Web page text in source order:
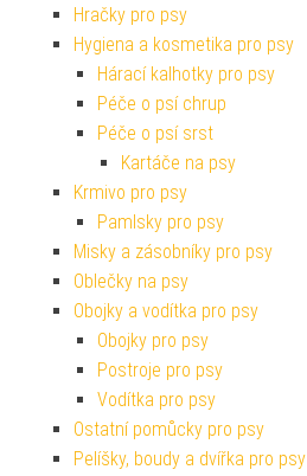
Hračky pro psy
Hygiena a kosmetika pro psy
Hárací kalhotky pro psy
Péče o psí chrup
Péče o psí srst
Kartáče na psy
Krmivo pro psy
Pamlsky pro psy
Misky a zásobníky pro psy
Oblečky na psy
Obojky a vodítka pro psy
Obojky pro psy
Postroje pro psy
Vodítka pro psy
Ostatní pomůcky pro psy
Pelíšky, boudy a dvířka pro psy